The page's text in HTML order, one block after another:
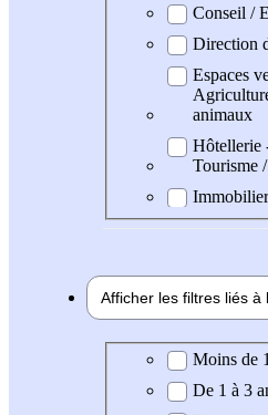
Conseil /
Direction
Espaces
animaux
Hôtellerie
Tourisme
Immobilier
Afficher les filtres liés à
Expérience demandée
Moins de
De 1 à 3